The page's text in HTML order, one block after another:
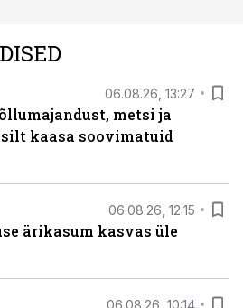
06.08.26, 13:27
metsi ja
kaasa soovimatuid
06.08.26, 12:15
ärikasum kasvas üle
06.08.26, 10:14